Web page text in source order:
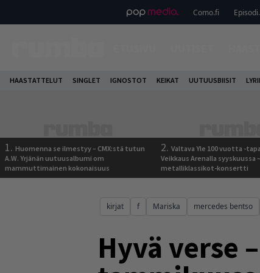
Como.fi
HAASTATTELUT SINGLET IGNOSTOT KEIKAT UUTUUSBIISIT
1. Huomenna se ilmestyy – CMX:stä tutun
A.W. Yrjänän uutuusalbumi om
mammuttimainen kokonaisuus
2. Valtava Yle 100 vuotta -
Veikkaus Arenalla syyskuussa
metalliklassikot-konsertti
kirjat f Mariska mercedes bentso
Hyvä verse